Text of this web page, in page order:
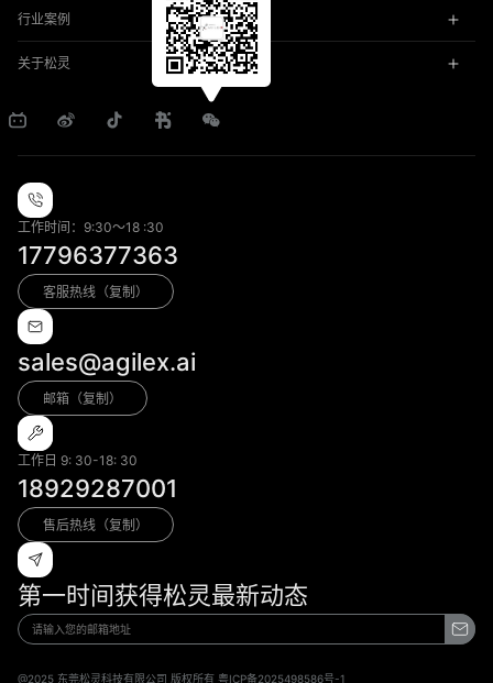
行业案例
关于松灵
工作时间：9:30～18 :30
17796377363
客服热线（复制）
sales@agilex.ai
邮箱（复制）
工作日 9: 30-18: 30
18929287001
售后热线（复制）
第一时间获得松灵最新动态
@2025 东莞松灵科技有限公司 版权所有 粤ICP备2025498586号-1